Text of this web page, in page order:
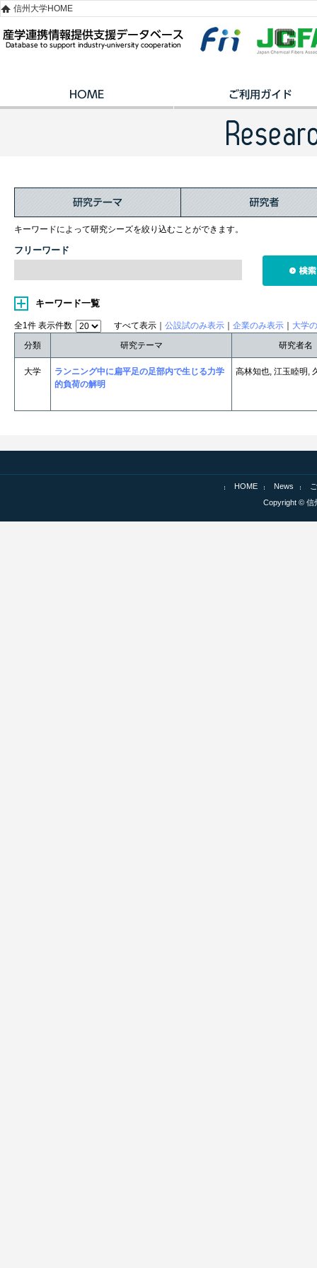
信州大学HOME
キーワードによって研究シーズを絞り込むことができます。
フリーワード
キーワード一覧
全1件 表示件数 すべて表示｜ 公設試のみ表示 企業のみ表示
大学
分類
研究テーマ 研究者名
大学
ランニング中に扁平足の足部内で生じる力学
的負荷の解明
高林知也, 江玉睦明,
HOME News
Copyright © 信